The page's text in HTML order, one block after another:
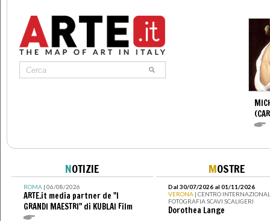
NOTIZIE
ROMA| 06/08/2026
ARTE.it media partner de "I
GRANDI MAESTRI" di KUBLAI Film
MOSTRE
Dal 30/07/2026 al 01/11/2026
VERONA | CENTRO
FOTOGRAFIA SCAVI SCALIGERI
Dorothea Lange